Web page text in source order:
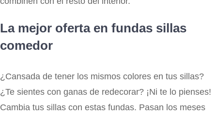
La mejor oferta en fundas sillas
comedor
¿Cansada de tener los mismos colores en tus sillas?
¿Te sientes con ganas de redecorar? ¡Ni te lo pienses!
Cambia tus sillas con estas fundas. Pasan los meses